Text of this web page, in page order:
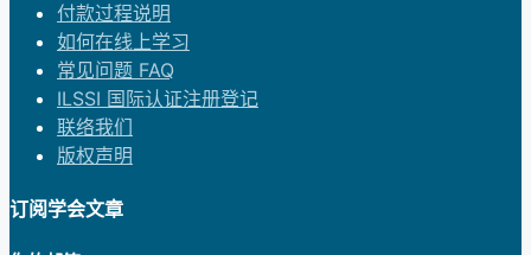
付款过程说明
如何在线上学习
常见问题 FAQ
ILSSI 国际认证注册登记
联络我们
版权声明
订阅学会文章